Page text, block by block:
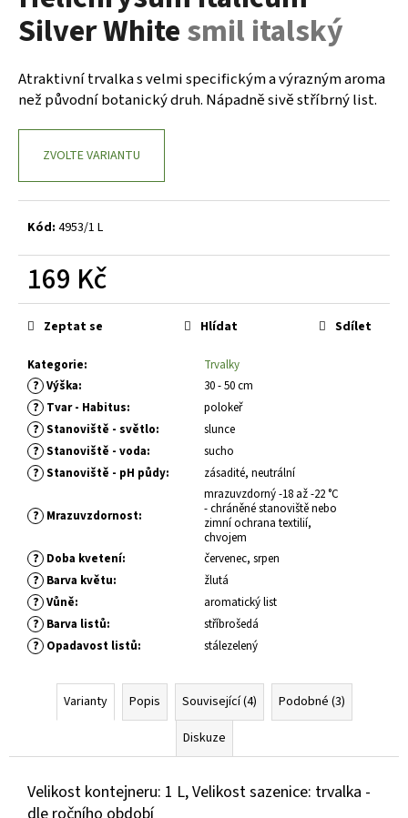
0,0
z
hvězdiček.
Silver Whitesmil italský
Atraktivní trvalka s velmi specifickým a výrazným aroma
než původní botanický druh. Nápadně sivě stříbrný list.
ZVOLTE VARIANTU
Kód: 4953/1 L
169 Kč
Měrná
cena:
Kategorie: Trvalky
? Výška: 30 - 50 cm
? Tvar - Habitus: polokeř
? Stanoviště - světlo: slunce
? Stanoviště - voda: sucho
? Stanoviště - pH půdy: zásadité, neutrální
? Mrazuvzdornost:
mrazuvzdorný -18 až -22 °C
- chráněné stanoviště nebo
zimní ochrana textilií,
chvojem
? Doba kvetení: červenec, srpen
? Barva květu: žlutá
? Vůně: aromatický list
? Barva listů: stříbrošedá
? Opadavost listů: stálezelený
Zeptat se Hlídat Sdílet
Varianty Popis Související (4)
Podobné (3)
Diskuze
Velikost kontejneru: 1 L, Velikost sazenice: trvalka -
a
j
í
t
D
o
u
u
e
e
SEDUM
TELEPHIUM
DARK
MAGIC
ROZCHODNÍK
ZVRHLÝ